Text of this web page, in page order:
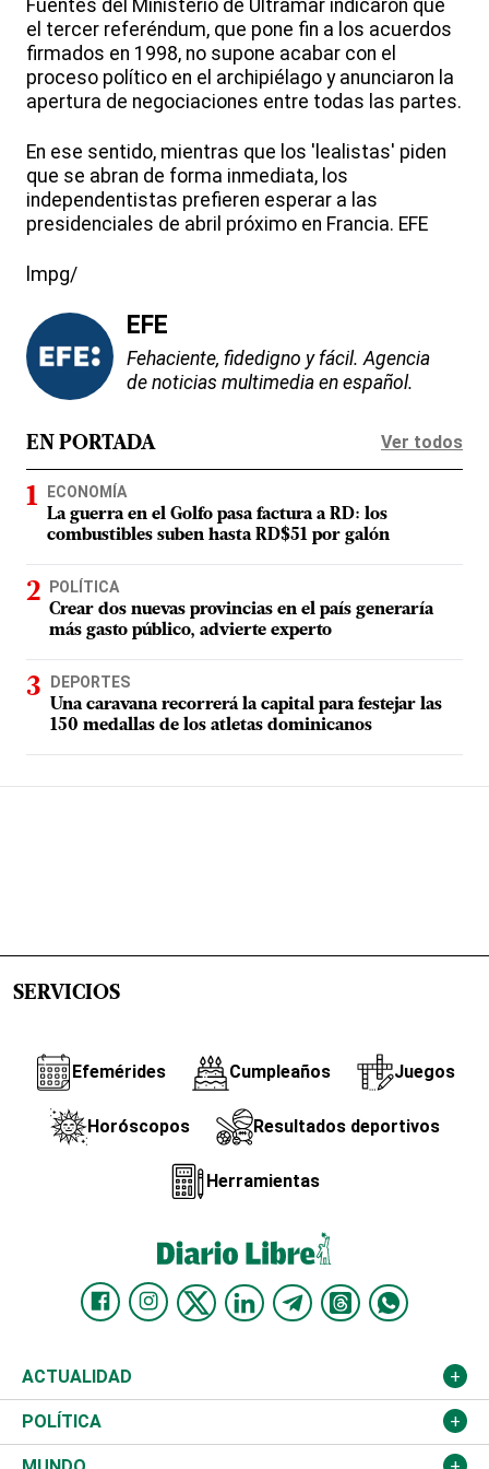
Fuentes del Ministerio de Ultramar indicaron que
el tercer referéndum, que pone fin a los acuerdos
firmados en 1998, no supone acabar con el
proceso político en el archipiélago y anunciaron la
apertura de negociaciones entre todas las partes.
En ese sentido, mientras que los 'lealistas' piden
que se abran de forma inmediata, los
independentistas prefieren esperar a las
presidenciales de abril próximo en Francia. EFE
lmpg/
EFE
Fehaciente, fidedigno y fácil. Agencia
de noticias multimedia en español.
EN PORTADA Ver todos
ECONOMÍA
La guerra en el Golfo pasa factura a RD: los
combustibles suben hasta RD$51 por galón
POLÍTICA
Crear dos nuevas provincias en el país generaría
más gasto público, advierte experto
DEPORTES
Una caravana recorrerá la capital para festejar las
150 medallas de los atletas dominicanos
SERVICIOS
Efemérides Cumpleaños Juegos
Horóscopos Resultados deportivos
Herramientas
ACTUALIDAD
Nacional
POLÍTICA